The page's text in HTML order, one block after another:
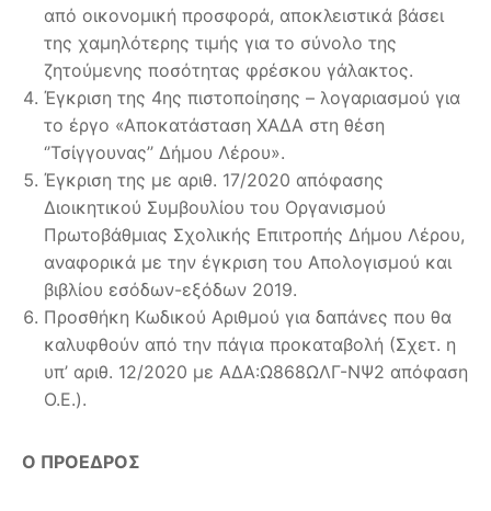
από οικονομική προσφορά, αποκλειστικά βάσει
της χαμηλότερης τιμής για το σύνολο της
ζητούμενης ποσότητας φρέσκου γάλακτος.
Έγκριση της 4ης πιστοποίησης – λογαριασμού για
το έργο «Αποκατάσταση ΧΑΔΑ στη θέση
‘’Τσίγγουνας’’ Δήμου Λέρου».
Έγκριση της με αριθ. 17/2020 απόφασης
Διοικητικού Συμβουλίου του Οργανισμού
Πρωτοβάθμιας Σχολικής Επιτροπής Δήμου Λέρου,
αναφορικά με την έγκριση του Απολογισμού και
βιβλίου εσόδων-εξόδων 2019.
Προσθήκη Κωδικού Αριθμού για δαπάνες που θα
καλυφθούν από την πάγια προκαταβολή (Σχετ. η
υπ’ αριθ. 12/2020 με ΑΔΑ:Ω868ΩΛΓ-ΝΨ2 απόφαση
Ο.Ε.).
Ο ΠΡΟΕΔΡΟΣ